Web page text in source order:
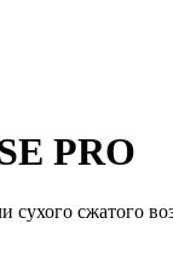
PRO
сжатого